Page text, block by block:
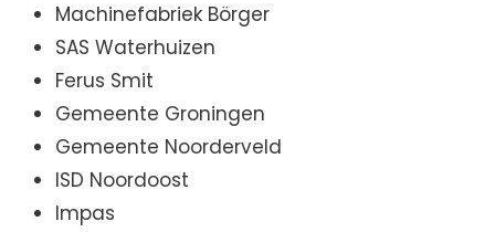
Machinefabriek Börger
SAS Waterhuizen
Ferus Smit
Gemeente Groningen
Gemeente Noorderveld
ISD Noordoost
Impas